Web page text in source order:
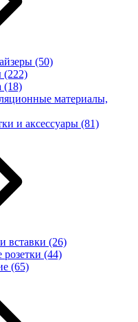
(50)
(222)
(18)
материалы,
и аксессуары (81)
вставки (26)
(44)
(65)